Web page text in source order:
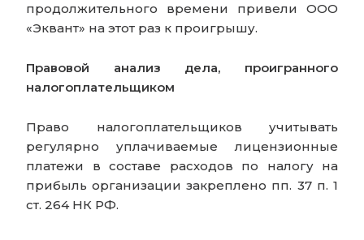
продолжительного времени привели ООО
«Эквант» на этот раз к проигрышу.
Правовой анализ дела, проигранного
налогоплательщиком
Право налогоплательщиков учитывать
регулярно уплачиваемые лицензионные
платежи в составе расходов по налогу на
прибыль организации закреплено пп. 37 п. 1
ст. 264 НК РФ.